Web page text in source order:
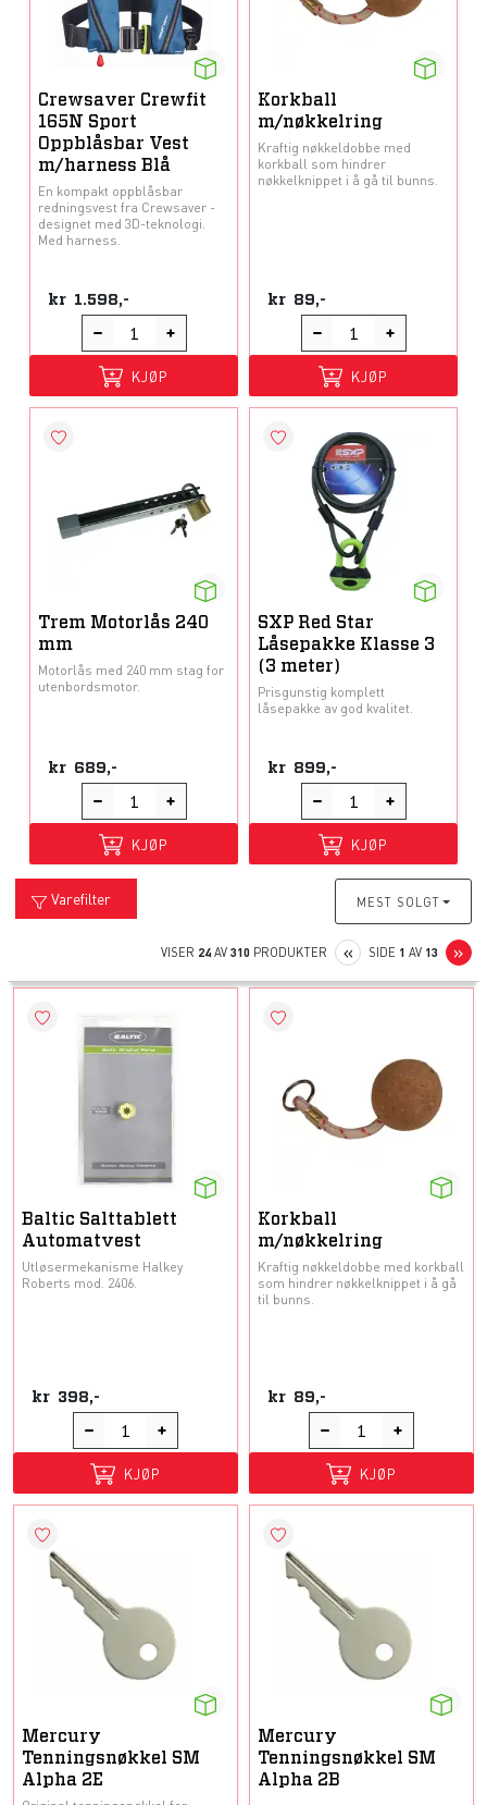
Crewsaver Crewfit
165N Sport
Oppblåsbar Vest
m/harness Blå
En kompakt oppblåsbar
redningsvest fra Crewsaver -
designet med 3D-teknologi.
Med harness.
kr 1.598,-
KJØP
Korkball
m/nøkkelring
Kraftig nøkkeldobbe med
korkball som hindrer
nøkkelknippet i å gå til bunns.
kr 89,-
KJØP
Trem Motorlås 240
mm
Motorlås med 240 mm stag for
utenbordsmotor.
kr 689,-
KJØP
SXP Red Star
Låsepakke Klasse 3
(3 meter)
Prisgunstig komplett
låsepakke av god kvalitet.
kr 899,-
KJØP
Varefilter MEST SOLGT
VISER 24AV 310 PRODUKTER «PREVIOUS
SIDE 1 AV 13 »
Baltic Salttablett
Automatvest
Utløsermekanisme Halkey
Roberts mod. 2406.
kr 398,-
KJØP
Korkball
m/nøkkelring
Kraftig nøkkeldobbe med korkball
som hindrer nøkkelknippet i å gå
til bunns.
kr 89,-
KJØP
Mercury
Tenningsnøkkel SM
Alpha 2E
Mercury
Tenningsnøkkel SM
Alpha 2B